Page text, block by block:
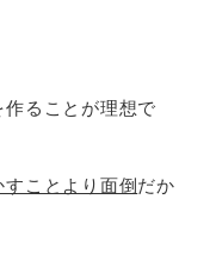
ることが理想で
ことより面倒だか